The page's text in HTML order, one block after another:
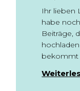
Ihr lieben
habe
Beiträge,
bekommt